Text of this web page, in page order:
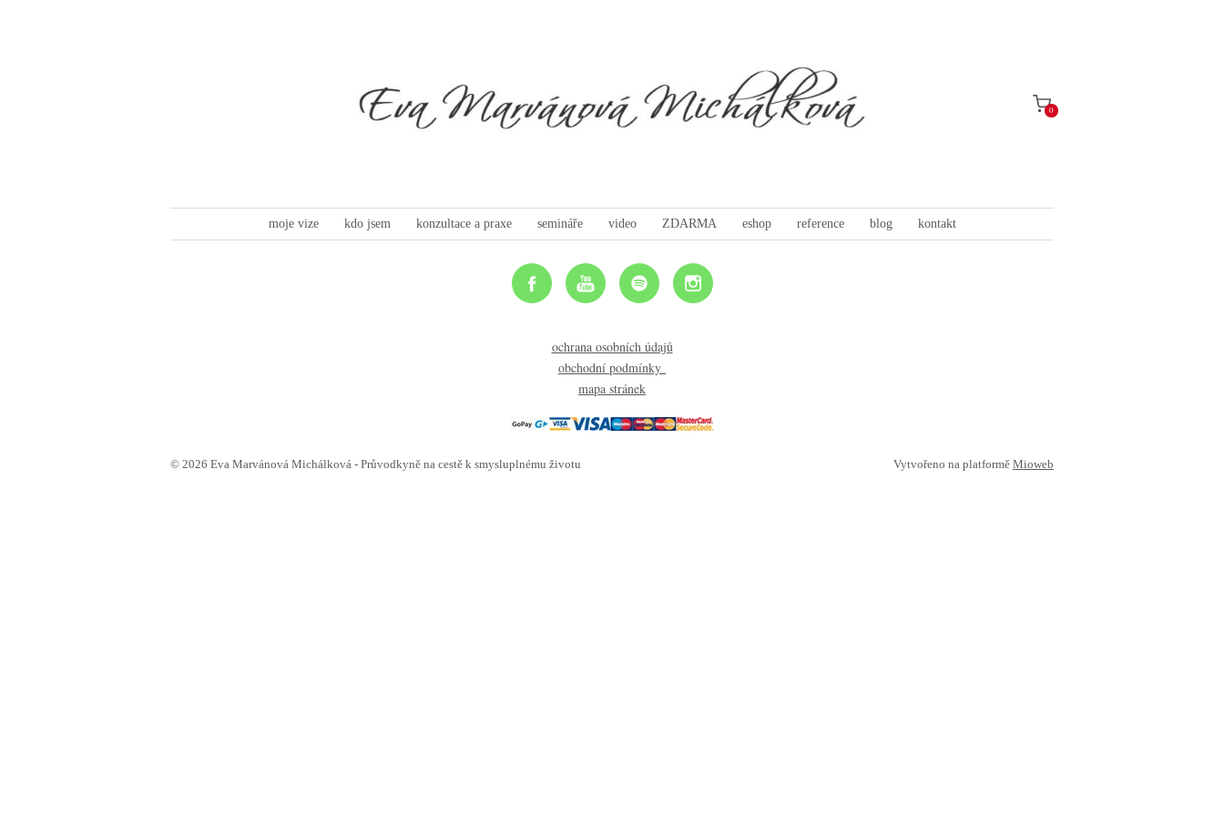
0
moje vize kdo jsem konzultace a praxe semináře video ZDARMA eshop reference blog kontakt
ochrana osobních údajů
obchodní podmínky
mapa stránek
© 2026 Eva Marvánová Michálková - Průvodkyně na cestě k smysluplnému životu Vytvořeno na platformě Mioweb